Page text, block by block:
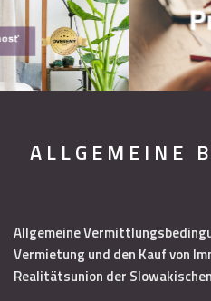
ALLGEMEINE
Allgemeine
Vermietung und den Kauf von
Realitätsunion der